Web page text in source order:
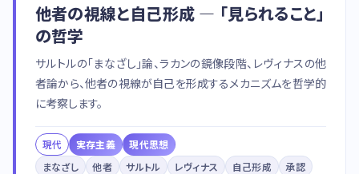
他者の視線と自己形成 — 「見られること」
の哲学
サルトルの「まなざし」論、ラカンの鏡像段階、レヴィナスの他
者論から、他者の視線が自己を形成するメカニズムを哲学的
に考察します。
現代 実存主義
現代思想
まなざし
他者 サルトル レヴィナス 自己形成 承認